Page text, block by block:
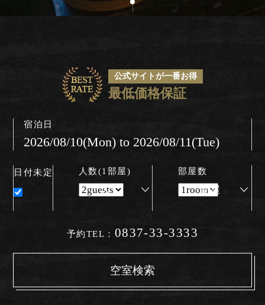
予約・お問い合わせ
Tel.0837-33-3333
公式サイトが一番お得
最低価格保証
宿泊日
日付未定 人数(1部屋)
人
部屋数
部屋
予約TEL： 0837-33-3333
予約の確認・変更